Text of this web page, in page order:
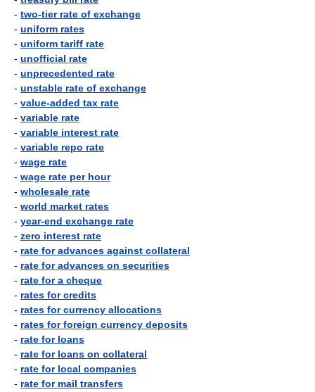
- two-tier rate of exchange
- uniform rates
- uniform tariff rate
- unofficial rate
- unprecedented rate
- unstable rate of exchange
- value-added tax rate
- variable rate
- variable interest rate
- variable repo rate
- wage rate
- wage rate per hour
- wholesale rate
- world market rates
- year-end exchange rate
- zero interest rate
- rate for advances against collateral
- rate for advances on securities
- rate for a cheque
- rates for credits
- rates for currency allocations
- rates for foreign currency deposits
- rate for loans
- rate for loans on collateral
- rate for local companies
- rate for mail transfers